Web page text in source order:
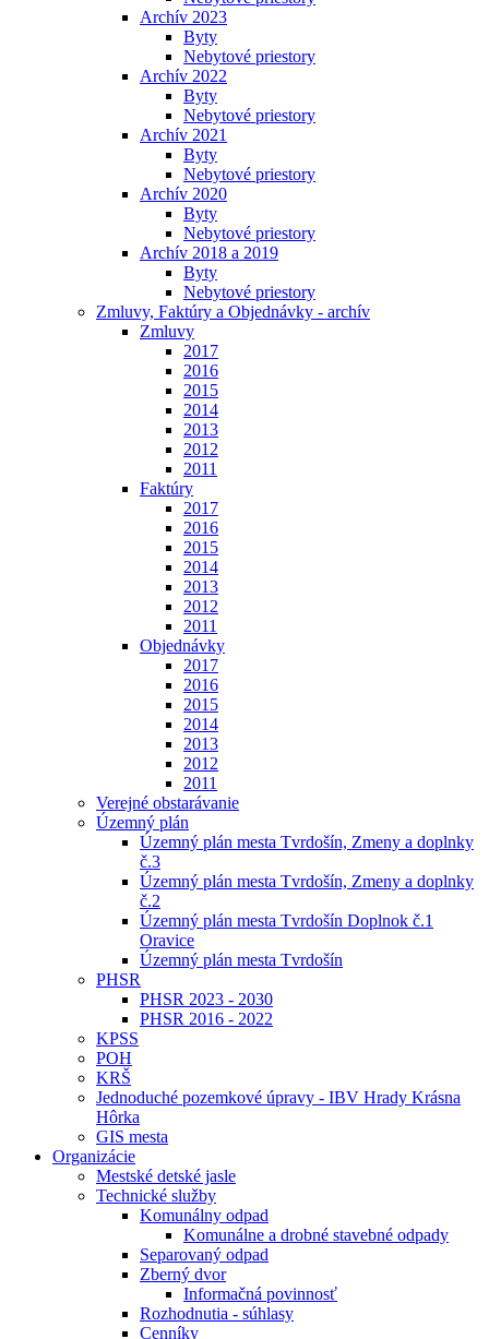
Archív 2023
Byty
Nebytové priestory
Archív 2022
Byty
Nebytové priestory
Archív 2021
Byty
Nebytové priestory
Archív 2020
Byty
Nebytové priestory
Archív 2018 a 2019
Byty
Nebytové priestory
Zmluvy, Faktúry a Objednávky - archív
Zmluvy
2017
2016
2015
2014
2013
2012
2011
Faktúry
2017
2016
2015
2014
2013
2012
2011
Objednávky
2017
2016
2015
2014
2013
2012
2011
Verejné obstarávanie
Územný plán
Územný plán mesta Tvrdošín, Zmeny a doplnky
č.3
Územný plán mesta Tvrdošín, Zmeny a doplnky
č.2
Územný plán mesta Tvrdošín Doplnok č.1
Oravice
Územný plán mesta Tvrdošín
PHSR
PHSR 2023 - 2030
PHSR 2016 - 2022
KPSS
POH
KRŠ
Jednoduché pozemkové úpravy - IBV Hrady Krásna
Hôrka
GIS mesta
Organizácie
Mestské detské jasle
Technické služby
Komunálny odpad
Komunálne a drobné stavebné odpady
Separovaný odpad
Zberný dvor
Informačná povinnosť
Rozhodnutia - súhlasy
Cenníky